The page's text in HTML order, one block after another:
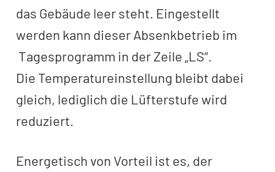
das Gebäude leer steht. Eingestellt
werden kann dieser Absenkbetrieb im
Tagesprogramm in der Zeile „LS“.
Die Temperatureinstellung bleibt dabei
gleich, lediglich die Lüfterstufe wird
reduziert.
Energetisch von Vorteil ist es, der